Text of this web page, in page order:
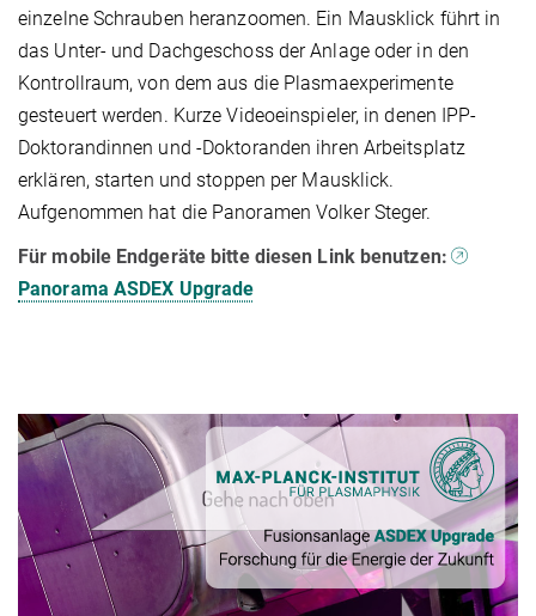
einzelne Schrauben heranzoomen. Ein Mausklick führt in
das Unter- und Dachgeschoss der Anlage oder in den
Kontrollraum, von dem aus die Plasmaexperimente
gesteuert werden. Kurze Videoeinspieler, in denen IPP-
Doktorandinnen und -Doktoranden ihren Arbeitsplatz
erklären, starten und stoppen per Mausklick.
Aufgenommen hat die Panoramen Volker Steger.
Für mobile Endgeräte bitte diesen Link benutzen:
Panorama ASDEX Upgrade